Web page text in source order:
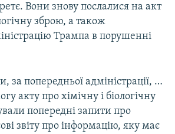
Вони знову послалися на акт
зброю, а також
Трампа в порушенні
за попередньої адміністрації, …
акту про хімічну і біологічну
попередні запити про
звіту про інформацію, яку має